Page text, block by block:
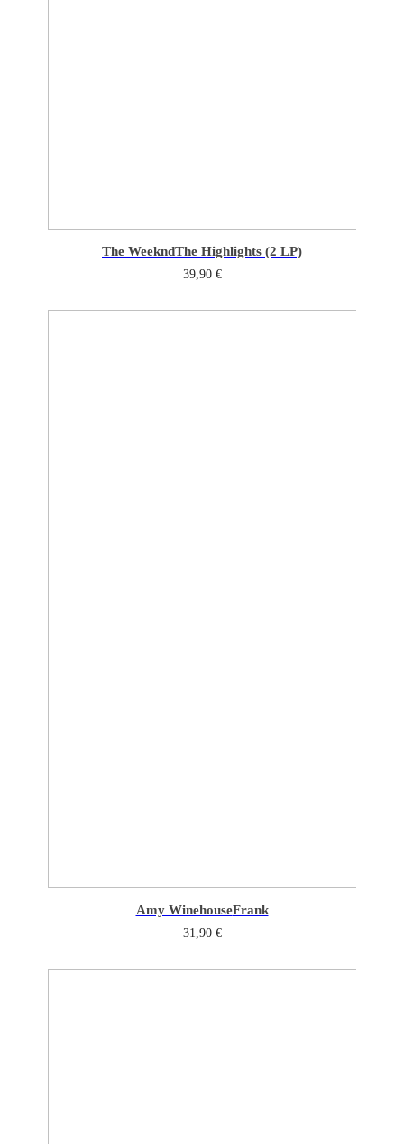
The WeekndThe Highlights (2 LP)
39,90 €
Amy WinehouseFrank
31,90 €